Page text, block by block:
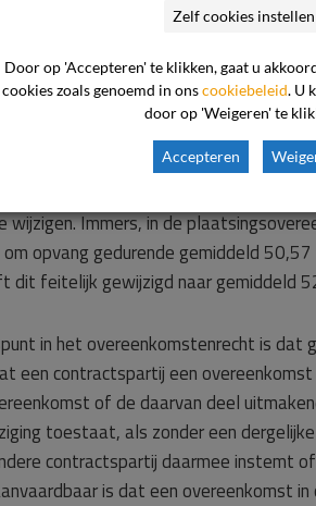
toename van 50,57 uur naar 52,67
in de onderhavige zaak
Immers, in de
opvang gedurende gemiddeld 50,57
dit feitelijk gewijzigd naar gemiddeld
in het overeenkomstenrecht is dat
een contractspartij een
of de daarvan deel
toestaat, als zonder een
contractspartij daarmee instemt
is dat een overeenkomst
Zelf cookies instellen
Door op 'Accepteren' te klikken, gaat u
cookies zoals genoemd in onscookiebeleid. U
door op 'Weigeren' te
Accepteren